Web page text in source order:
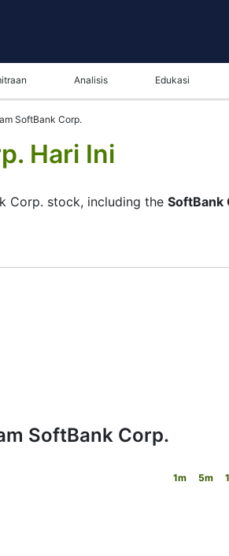
Analisis Edukasi
SoftBank Corp.
Hari Ini
Corp. stock, including the SoftBank
panel you can see both the
SoftBank Corp.
1m 5m